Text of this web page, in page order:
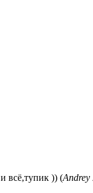
всё,тупик )) (Andrey